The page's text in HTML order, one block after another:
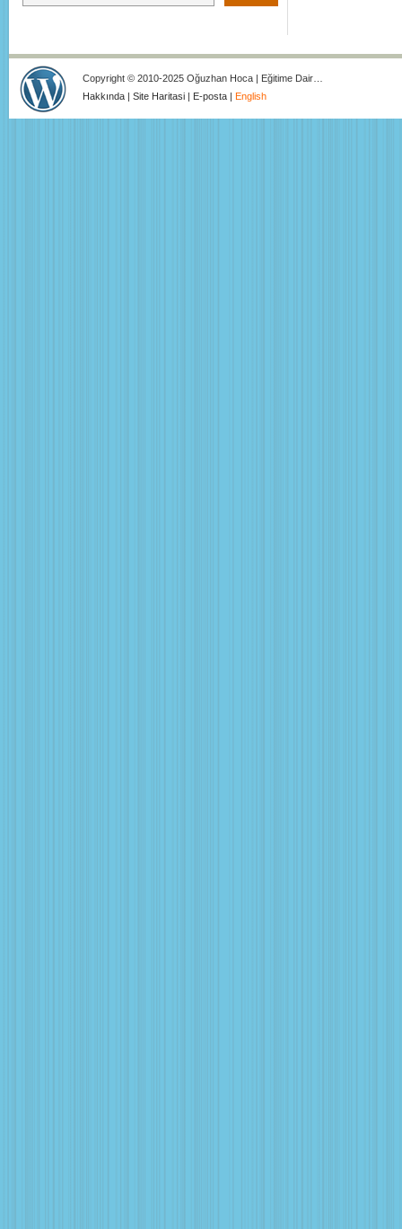
Copyright © 2010-2025 Oğuzhan Hoca | Eğitime Dair…
Hakkında | Site Haritasi | E-posta | English